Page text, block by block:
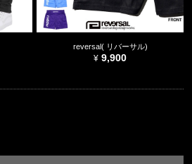
reversal( リバーサル)
9,900